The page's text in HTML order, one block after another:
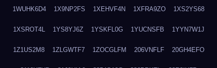
1WUHK6D4 1X9NP2FS 1XEHVF4N 1XFRA9ZO 1XS2YS68
1XSROT4L 1YS8YJ6Z 1YSKFL0G 1YUCNSFB 1YYN7W1J
1Z1US2M8 1ZLGWTF7 1ZOCGLFM 206VNFLF 20GH4EFO